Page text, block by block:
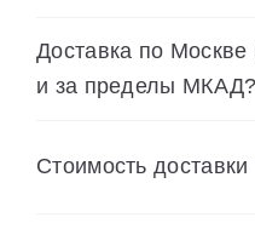
Доставка по
и за пределы МКАД?
Cтоимость